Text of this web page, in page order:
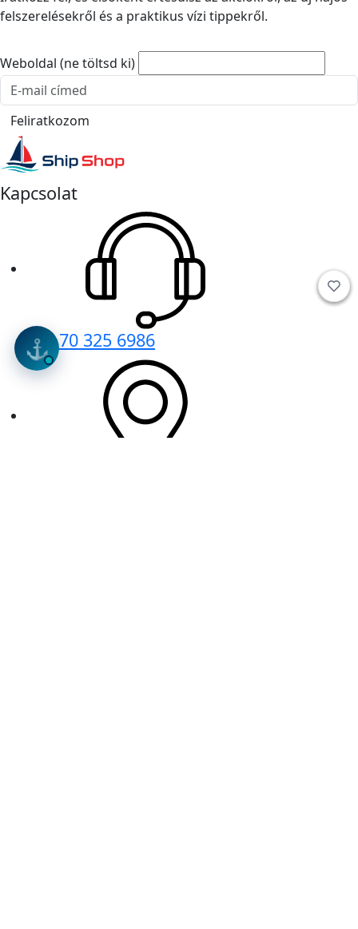
felszerelésekről és a praktikus vízi tippekről.
Weboldal (ne töltsd ki)
E-mail cím
Feliratkozom
Kapcsolat
+36 70 325 6986
⚓